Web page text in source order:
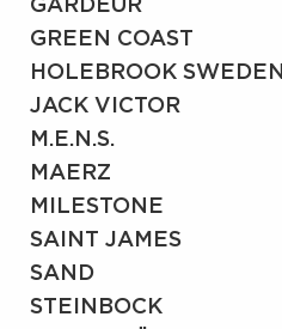
GARDEUR
GREEN COAST
HOLEBROOK SWEDEN
JACK VICTOR
M.E.N.S.
MAERZ
MILESTONE
SAINT JAMES
SAND
STEINBOCK